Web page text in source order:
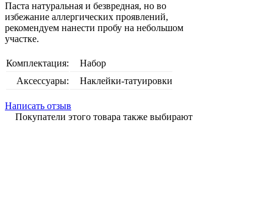
Паста натуральная и безвредная, но во
избежание аллергических проявлений,
рекомендуем нанести пробу на небольшом
участке.
Комплектация:
Набор
Аксессуары:
Наклейки-татуировки
Написать отзыв
Покупатели этого товара также выбирают